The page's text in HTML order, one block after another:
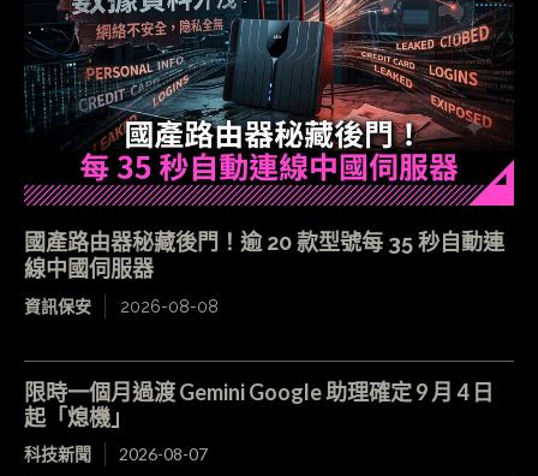
國產路由器秘藏後門！逾 20 款型號每 35 秒自動連
線中國伺服器
資訊保安 2026-08-08
限時一個月過渡 Gemini Google 助理確定 9 月 4 日
起「熄機」
科技新聞 2026-08-07